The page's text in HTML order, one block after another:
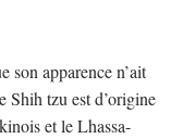
son apparence n’ait
Shih tzu est d’origine
et le Lhassa-